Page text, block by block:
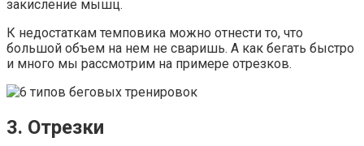
закисление мышц.
К недостаткам темповика можно отнести то, что
большой объем на нем не сваришь. А как бегать быстро
и много мы рассмотрим на примере отрезков.
3. Отрезки